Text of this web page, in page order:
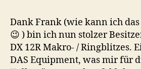
Dank Frank (wie kann ich
😉 ) bin ich nun stolzer
DX 12R Makro- / Ringblitzes.
DAS Equipment, was mir für